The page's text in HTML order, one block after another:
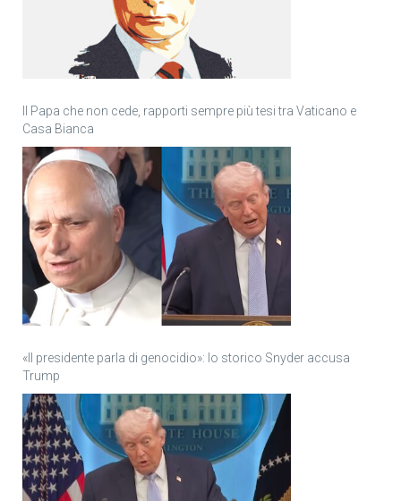
Il Papa che non cede, rapporti sempre più tesi tra Vaticano e
Casa Bianca
«Il presidente parla di genocidio»: lo storico Snyder accusa
Trump